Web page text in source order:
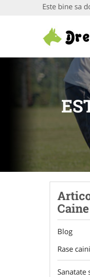
Este bine sa
Caine
Blog
Rase caini
Sanatate